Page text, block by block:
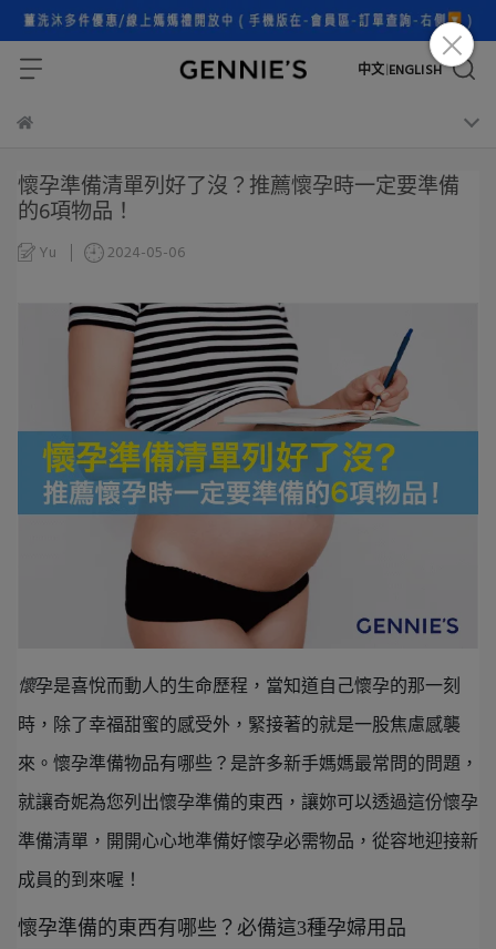
中文|ENGLISH
懷孕準備清單列好了沒？推薦懷孕時一定要準備
的6項物品！
Yu 2024-05-06
懷孕是喜悅而動人的生命歷程，當知道自己懷孕的那一刻
時，除了幸福甜蜜的感受外，緊接著的就是一股焦慮感襲
來。懷孕準備物品有哪些？是許多新手媽媽最常問的問題，
就讓奇妮為您列出懷孕準備的東西，讓妳可以透過這份懷孕
準備清單，開開心心地準備好懷孕必需物品，從容地迎接新
成員的到來喔！
懷孕準備的東西有哪些？必備這3種孕婦用品